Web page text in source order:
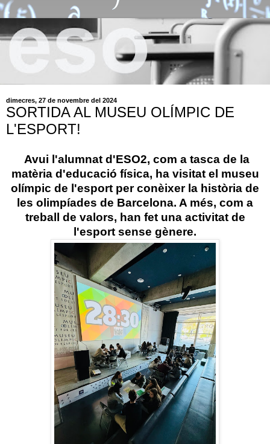
dimecres, 27 de novembre del 2024
SORTIDA AL MUSEU OLÍMPIC DE
L'ESPORT!
Avui l'alumnat d'ESO2, com a tasca de la
matèria d'educació física, ha visitat el museu
olímpic de l'esport per conèixer la història de
les olimpíades de Barcelona. A més, com a
treball de valors, han fet una activitat de
l'esport sense gènere.